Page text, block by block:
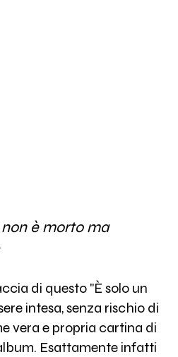
è morto ma
di questo "È solo un
intesa, senza rischio di
vera e propria cartina di
Esattamente infatti